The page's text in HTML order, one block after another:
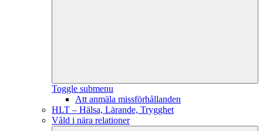
Toggle submenu
Att anmäla missförhållanden
HLT – Hälsa, Lärande, Trygghet
Våld i nära relationer